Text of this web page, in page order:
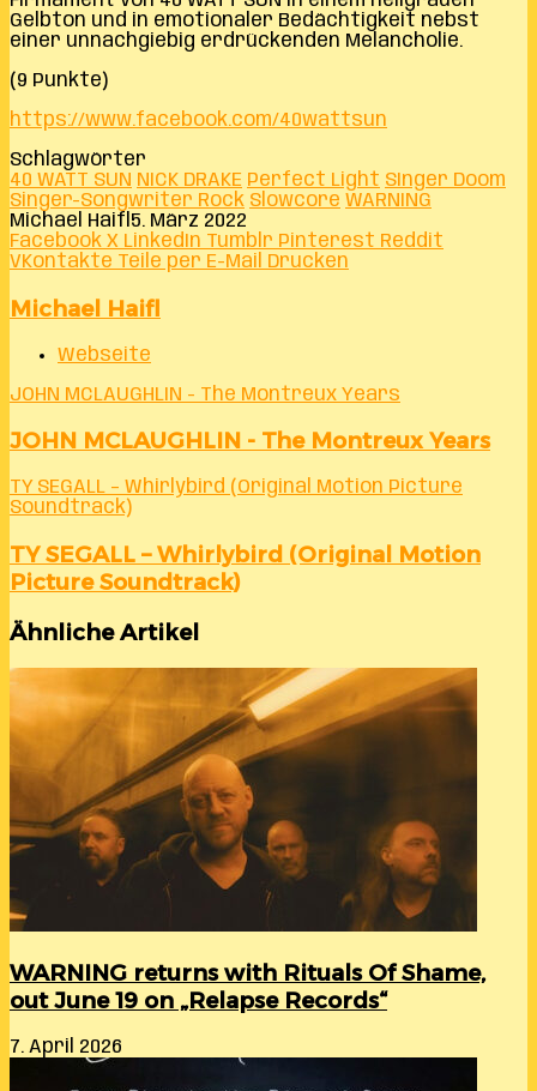
Gelbton und in emotionaler Bedächtigkeit nebst
einer unnachgiebig erdrückenden Melancholie.
(9 Punkte)
https://www.facebook.com/40wattsun
Schlagwörter
40 WATT SUN NICK DRAKE Perfect Light SInger Doom
Singer-Songwriter Rock Slowcore WARNING
Michael Haifl 5. März 2022
Facebook X LinkedIn Tumblr Pinterest Reddit
VKontakte Teile per E-Mail Drucken
Michael Haifl
Webseite
JOHN MCLAUGHLIN - The Montreux Years
JOHN MCLAUGHLIN - The Montreux Years
TY SEGALL – Whirlybird (Original Motion Picture
Soundtrack)
TY SEGALL – Whirlybird (Original Motion
Picture Soundtrack)
Ähnliche Artikel
WARNING returns with Rituals Of Shame,
out June 19 on „Relapse Records“
7. April 2026